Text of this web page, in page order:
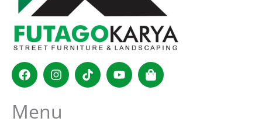
FacebookInstagram
TiktokYoutubeShopping-
bag
Menu